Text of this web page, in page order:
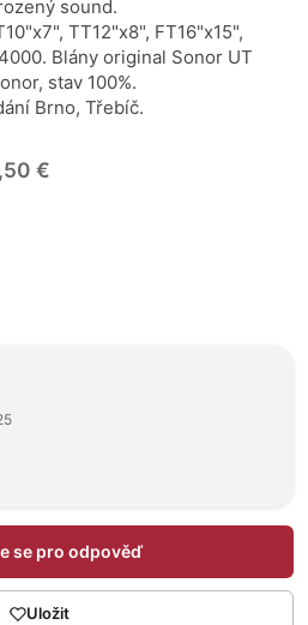
€
se pro odpověď
Uložit
sound.
TT12"x8", FT16"x15",
Blány original Sonor UT
stav 100%.
Brno, Třebíč.